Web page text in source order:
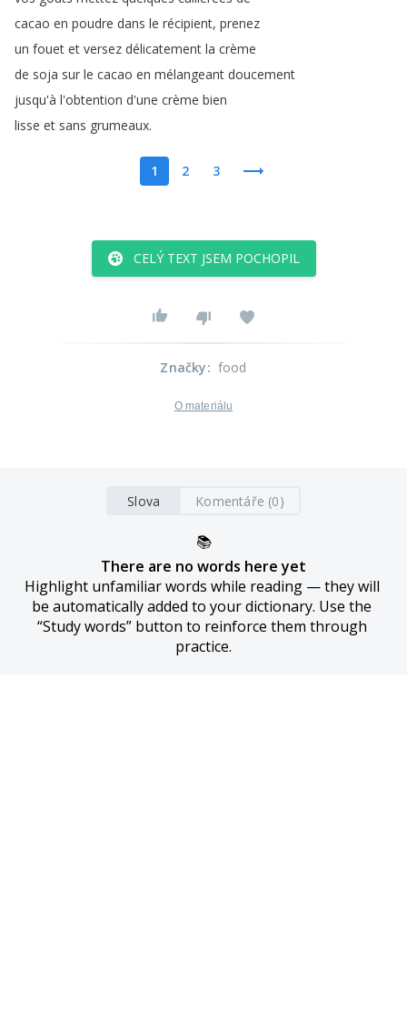
cacao en poudre dans le récipient, prenez
un fouet et versez délicatement la crème
de soja sur le cacao en mélangeant doucement
jusqu'à l'obtention d'une crème bien
lisse et sans grumeaux.
1 2 3
CELÝ TEXT JSEM POCHOPIL
Značky: food
O materiálu
Slova Komentáře (0)
📚
There are no words here yet
Highlight unfamiliar words while reading — they will
be automatically added to your dictionary. Use the
“Study words” button to reinforce them through
practice.